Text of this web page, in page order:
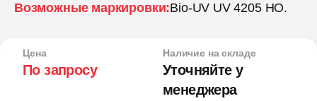
Возможные маркировки:Bio-UV UV 4205 HO.
Цена
По запросу
Наличие на складе
Уточняйте у
менеджера